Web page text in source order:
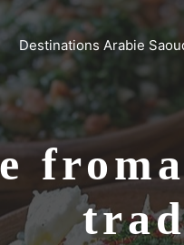
Destinations Arabie